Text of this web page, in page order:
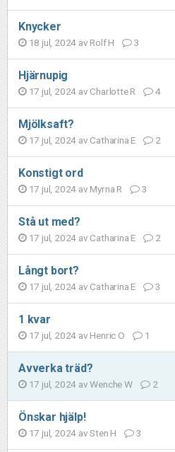
Knycker
18 jul, 2024 av Rolf H 3
Hjärnupig
17 jul, 2024 av Charlotte R 4
Mjölksaft?
17 jul, 2024 av Catharina E 2
Konstigt ord
17 jul, 2024 av Myrna R 3
Stå ut med?
17 jul, 2024 av Catharina E 2
Långt bort?
17 jul, 2024 av Catharina E 3
1 kvar
17 jul, 2024 av Henric O 1
Avverka träd?
17 jul, 2024 avWenche W 2
Önskar hjälp!
17 jul, 2024 avSten H 3